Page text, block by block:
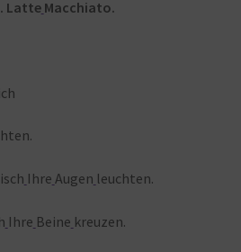
Latte Macchiato.
Ihre Augen leuchten.
Ihre Beine kreuzen.